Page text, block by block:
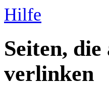
Hilfe
Seiten,
verlinken